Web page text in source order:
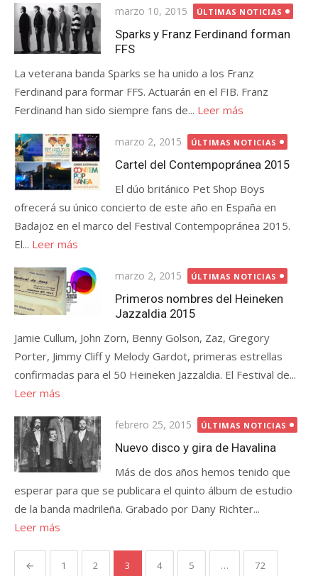
Publicada
el
marzo 10, 2015 ÚLTIMAS NOTICIAS
Sparks y Franz Ferdinand forman
FFS
La veterana banda Sparks se ha unido a los Franz
Ferdinand para formar FFS. Actuarán en el FIB. Franz
Ferdinand han sido siempre fans de... Leer más
Publicada
el
marzo 2, 2015 ÚLTIMAS NOTICIAS
Cartel del Contempopránea 2015
El dúo británico Pet Shop Boys
ofrecerá su único concierto de este año en España en
Badajoz en el marco del Festival Contempopránea 2015.
El... Leer más
Publicada
el
marzo 2, 2015 ÚLTIMAS NOTICIAS
Primeros nombres del Heineken
Jazzaldia 2015
Jamie Cullum, John Zorn, Benny Golson, Zaz, Gregory
Porter, Jimmy Cliff y Melody Gardot, primeras estrellas
confirmadas para el 50 Heineken Jazzaldia. El Festival de...
Leer más
Publicada
el
febrero 25, 2015 ÚLTIMAS NOTICIAS
Nuevo disco y gira de Havalina
Más de dos años hemos tenido que
esperar para que se publicara el quinto álbum de estudio
de la banda madrileña. Grabado por Dany Richter...
Leer más
Paginación
← 1 2 3 4 5 … 72